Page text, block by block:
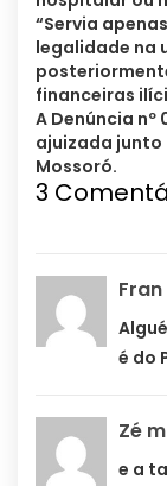
“Servia
legalidade na
financeiras
A Denúncia nº
ajuizada junto
Mossoró.
3
Fran
é do
Zé
e a